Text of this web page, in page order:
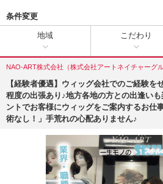
条件変更
地域 こだわり
NAO-ART株式会社（株式会社アートネイチャーグ
【経験者優遇】ウィッグ会社でのご経験を
程度の出張あり♪地方各地の方との出逢い
ントでお客様にウィッグをご案内するお
術なし！」手荒れの心配ありません♪